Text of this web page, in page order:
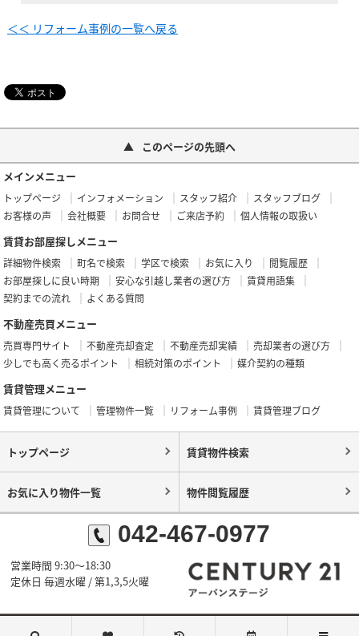
＜＜ リフォーム事例の一覧へ戻る
このページの先頭へ
メインメニュー
トップページ インフォメーション スタッフ紹介
スタッフブログ
お客様の声
会社概要 お問合せ ご来店予約 個人情報の取扱い
賃貸お部屋探しメニュー
詳細物件検索 町名で検索 学区で検索 お気に入り
閲覧履歴
お部屋探しに良い時期
安心な引越し業者の選び方
賃貸用語集
契約までの流れ
よくある質問
不動産売買メニュー
売買専門サイト 不動産売却査定 不動産売却実績
売却業者の選び方
少しでも高く売るポイント
相続対策のポイント 媒介契約の種類
賃貸管理メニュー
賃貸管理について 管理物件一覧 リフォーム事例 賃貸管理ブログ
トップページ 賃貸物件検索
お気に入り物件一覧 物件閲覧履歴
042-467-0977
営業時間 9:30～18:30
定休日 毎週水曜 / 第1,3,5火曜